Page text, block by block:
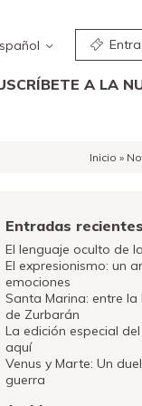
A LA
Inicio »
Entradas recientes
El lenguaje oculto de
El expresionismo: un
emociones
Santa Marina: entre
de Zurbarán
La edición especial
aquí
Venus y Marte: Un
guerra